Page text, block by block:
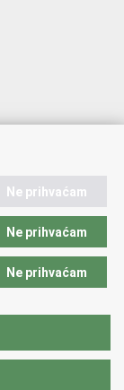
Ne prihvaćam
Ne prihvaćam
Ne prihvaćam